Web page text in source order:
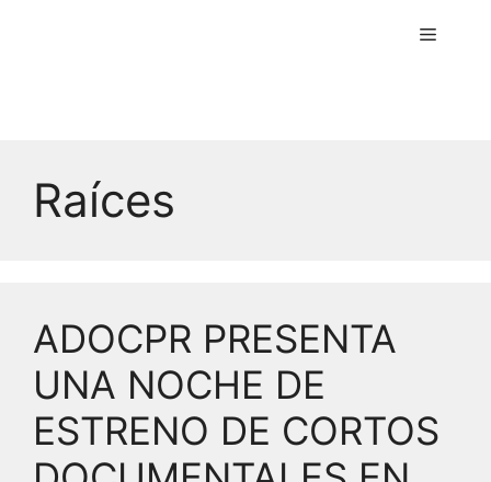
Menú
Raíces
ADOCPR PRESENTA
UNA NOCHE DE
ESTRENO DE CORTOS